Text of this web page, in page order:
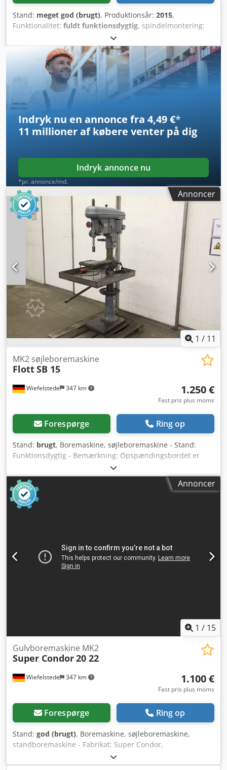
Stand: meget god (brugt), Produktionsår: 2015,
Funktionalitet: fuldt funktionsdygtig, spindelmontering:
, Meyer søjleboremaskine med gearhoved
Dsdpfszrnndex Aciekr Model: SR25 Spindelkonus: No. 3
Morse Spindelhastigheder: 125-2825 omdr./min.
Bordstørrelse: 350 x 400 mm (manuel højdejustering /
drejelig) Afstand fra spindel til bord: 240 mm Motor: 0,75
kW Udstyret med: Beskyttelsesskærm til patron
Sikkerhedsbremse Lavspændingslampe Mål: 700 x 450 x
1900 mm (højde) Vægt: 400 kg
Indryk nu en annonce fra 4,49 €*
11 millioner af købere venter på dig
Indryk annonce nu
*pr. annonce/md.
Annoncer
1 / 11
Wiefelstede 347 km
MK2 søjleboremaskine
FlottSB 15
1.250 €
Fast pris plus moms
Forespørge Ring op
Stand: brugt, Boremaskine, søjleboremaskine - Stand:
Funktionsdygtig - Bemærkning: Opspændingsbordet er
reparationssvejset, se billeder - Fabrikat: Flott,
søjleboremaskine model SB 15 Dedpfx Ajfv Unvociokr -
Spindelholder: MK2 - Motor: 0,525 kW - Omdrejningstal
justering: via kilerem - Hastigheder: 215 - 400 - 730 - 1250 -
2300 - 4300 o/min - Bordstørrelse: 220 x 220 mm -
930/700/H1805 mm - Vægt: 190 kg - Overdragelse: som
beset, i den aktuelle stand
Annoncer
1 / 15
Wiefelstede 347 km
Gulvboremaskine MK2
Super Condor20 22
1.100 €
Fast pris plus moms
Forespørge Ring op
Stand: god (brugt), Boremaskine, søjleboremaskine,
standboremaskine - Fabrikat: Super Condor,
søjleboremaskine Type 20 22 - Motor: desværre uden
typebetegnelse - Omdrejningstal: gear/kilerem, 8-trins -